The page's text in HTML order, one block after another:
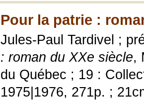
Pour la patrie :
Jules-Paul Tardivel ;
: roman du XXe siècle,
du Québec ; 19 :
1975|1976, 271p. ;